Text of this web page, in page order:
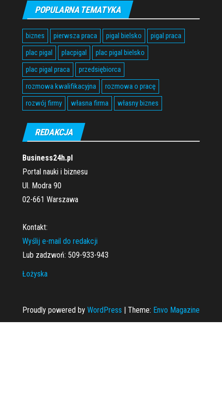
POPULARNA TEMATYKA
biznes pierwsza praca pigal bielsko
pigal praca
plac pigal
placpigal
plac pigal bielsko
plac pigal praca
przedsiębiorca
rozmowa kwalifikacyjna
rozmowa o pracę
rozwój firmy
własna firma własny biznes
REDAKCJA
Business24h.pl
Portal nauki i biznesu
Ul. Modra 90
02-661 Warszawa
Kontakt:
Wyślij e-mail do redakcji
Lub zadzwoń: 509-933-943
Łożyska
Proudly powered by WordPress | Theme: Envo Magazine